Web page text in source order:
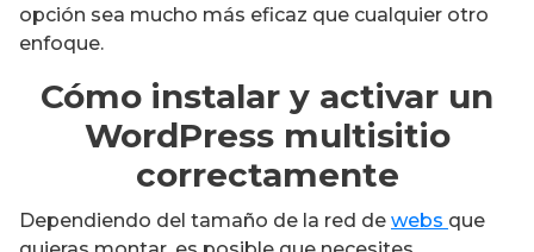
opción sea mucho más eficaz que cualquier otro
enfoque.
Cómo instalar y activar un
WordPress multisitio
correctamente
Dependiendo del tamaño de la red de webs que